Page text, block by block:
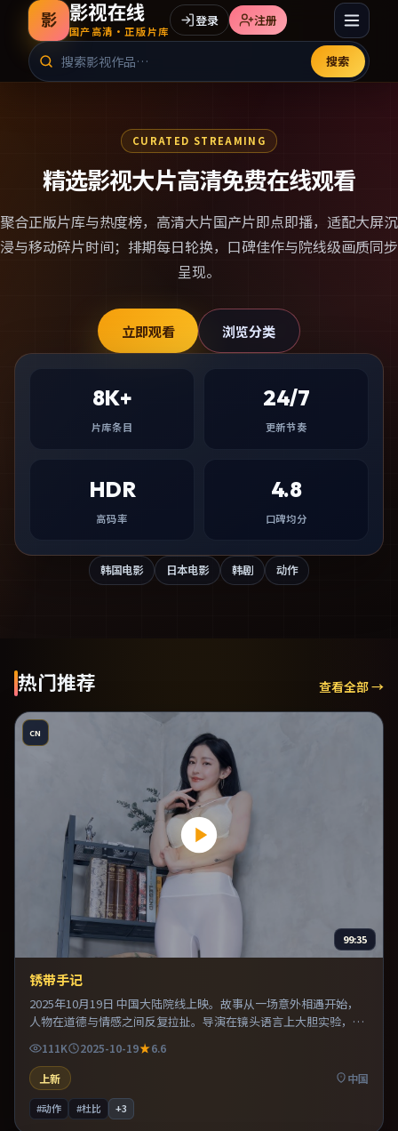
影 影视在线
国产高清·正版片库
搜索
登录 注册
CURATED STREAMING
精选影视大片高清免费在线观看
聚合正版片库与热度榜， 高清大片国产片即点即播，适配大屏沉
浸与移动碎片时间；排期每日轮换，口碑佳作与院线级画质同步
呈现。
立即观看 浏览分类
8K+
片库条目
24/7
更新节奏
HDR
高码率
4.8
口碑均分
韩国电影 日本电影 韩剧 动作
热门推荐 查看全部 →
CN
99:35
锈带手记
2025年10月19日 中国大陆院线上映。故事从一场意外相遇开始，
人物在道德与情感之间反复拉扯。导演在镜头语言上大胆实验，长
镜头与特写交替强化压迫感。整体完成度较高，适合周末一口气看
完。
111K 2025-10-19
6.6
上新
中国
#动作 #杜比 +3